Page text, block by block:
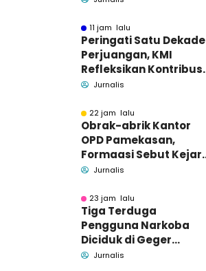
11 jam lalu
Peringati Satu Dekade
Perjuangan, KMI
Refleksikan Kontribusi
untuk Masyarakat
Jurnalis
22 jam lalu
Obrak-abrik Kantor
OPD Pamekasan,
Formaasi Sebut Kejari
Pamekasan
Jurnalis
23 jam lalu
Tiga Terduga
Pengguna Narkoba
Diciduk di Geger
Bangkalan, Polisi Masih
Jurnalis